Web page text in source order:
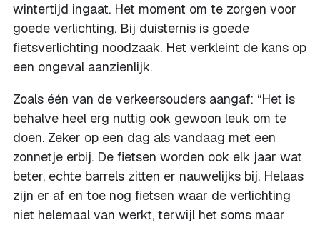
wintertijd ingaat. Het moment om te zorgen voor
goede verlichting. Bij duisternis is goede
fietsverlichting noodzaak. Het verkleint de kans op
een ongeval aanzienlijk.
Zoals één van de verkeersouders aangaf: “Het is
behalve heel erg nuttig ook gewoon leuk om te
doen. Zeker op een dag als vandaag met een
zonnetje erbij. De fietsen worden ook elk jaar wat
beter, echte barrels zitten er nauwelijks bij. Helaas
zijn er af en toe nog fietsen waar de verlichting
niet helemaal van werkt, terwijl het soms maar